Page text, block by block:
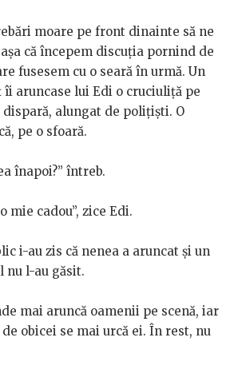
moare pe front dinainte să ne
așa că începem discuția pornind de
fusesem cu o seară în urmă. Un
aruncase lui Edi o cruciuliță pe
dispară, alungat de polițiști. O
pe o sfoară.
înapoi?” întreb.
mie cadou”, zice Edi.
i-au zis că nenea a aruncat și un
nu l-au găsit.
mai aruncă oamenii pe scenă, iar
obicei se mai urcă ei. În rest, nu